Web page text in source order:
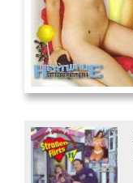
And Confused #8 - ...